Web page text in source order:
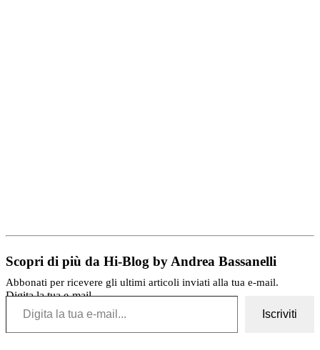
Scopri di più da Hi-Blog by Andrea Bassanelli
Abbonati per ricevere gli ultimi articoli inviati alla tua e-mail.
Digita la tua e-mail...
Iscriviti